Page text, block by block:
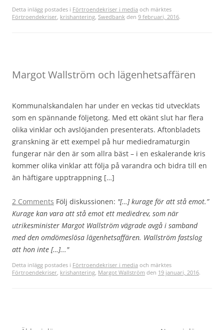
Detta inlägg postades i Förtroendekriser i media och märktes
Förtroendekriser, krishantering, Swedbank den 9 februari, 2016.
Margot Wallström och lägenhetsaffären
Kommunalskandalen har under en veckas tid utvecklats
som en spännande följetong. Med ett okänt slut har flera
olika vinklar och avslöjanden presenterats. Aftonbladets
granskning är ett exempel på hur mediedramaturgin
fungerar när den är som allra bäst – i en eskalerande kris
kommer olika vinklar att följa på varandra och bidra till en
än häftigare upptrappning […]
2 Comments Följ diskussionen: "[…] kurage för att stå emot.”
Kurage kan vara att stå emot ett mediedrev, som när
utrikesminister Margot Wallström vägrade avgå i samband
med den omdömeslösa lägenhetsaffären. Wallström fastslog
att hon inte […]..."
Detta inlägg postades i Förtroendekriser i media och märktes
Förtroendekriser, krishantering, Margot Wallström den 19 januari, 2016.